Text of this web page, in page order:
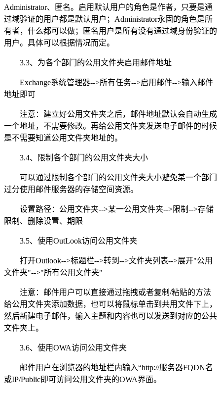
Administrator、匿名。启用默认用户的角色是作者，只要是通
过域验证的用户都是默认用户；Administrator永固的角色是所
有者，什么都可以做；匿名用户是所有没有通过域身份验证的
用户。具体可以根据情况而定。
3.3、为各个部门的公用文件夹启用邮件地址
Exchange系统管理器-->所有任务-->启用邮件-->输入邮件
地址即可
注意：建立好公用文件夹之后，邮件地址默认会自动生成
一个地址，不需要修改。再给公用文件夹发送电子邮件的时候
是不需要知道公用文件夹地址的。
3.4、限制各个部门的公用文件夹大小
可以通过限制各个部门的公用文件夹大小避免某一个部门
过分使用邮件服务器的存储空间资源。
设置路径：公用文件夹-->某一公用文件夹-->限制-->存储
限制、删除设置、期限
3.5、使用OutLook访问公用文件夹
打开Outlook-->标题栏-->转到-->文件夹列表-->展开"公用
文件夹"-->"所有公用文件夹"
注意：邮件用户可以直接通过拖拽或者复制/粘贴的方法
给公用文件夹添加数据，也可以将鼠标单击到共用文件下上，
然后新建电子邮件，输入主题和内容也可以发送到对应的公共
文件夹上。
3.6、使用OWA访问公用文件夹
邮件用户在浏览器的地址栏内输入“http://服务器FQDN名
或IP/Public即可访问公用文件夹的OWA界面。